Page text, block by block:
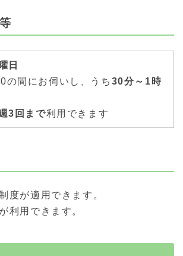
日
の間にお伺いし、うち 30分～1時
3回まで利用できます
度が適用できます。
が利用できます。